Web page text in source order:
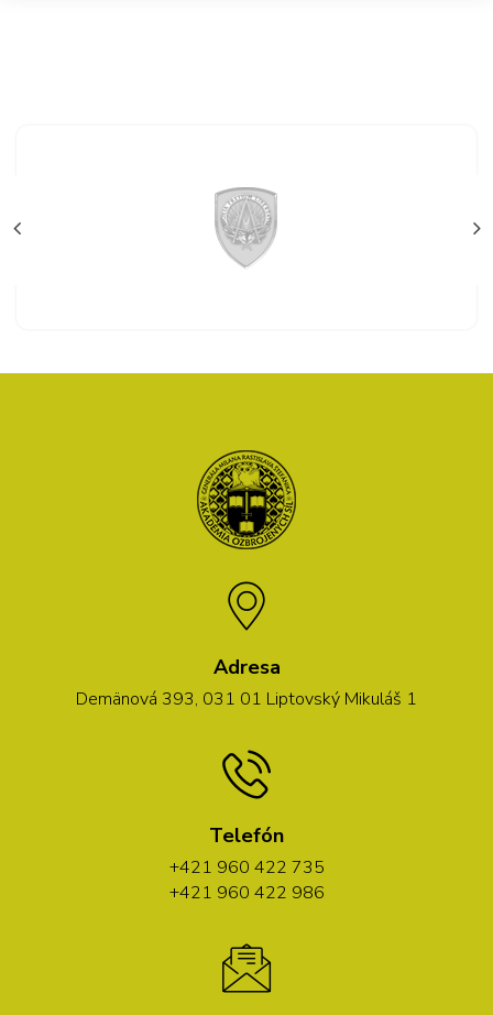
Adresa
Demänová 393, 031 01 Liptovský Mikuláš 1
Telefón
+421 960 422 735
+421 960 422 986